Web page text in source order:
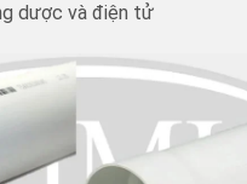
dược và điện tử